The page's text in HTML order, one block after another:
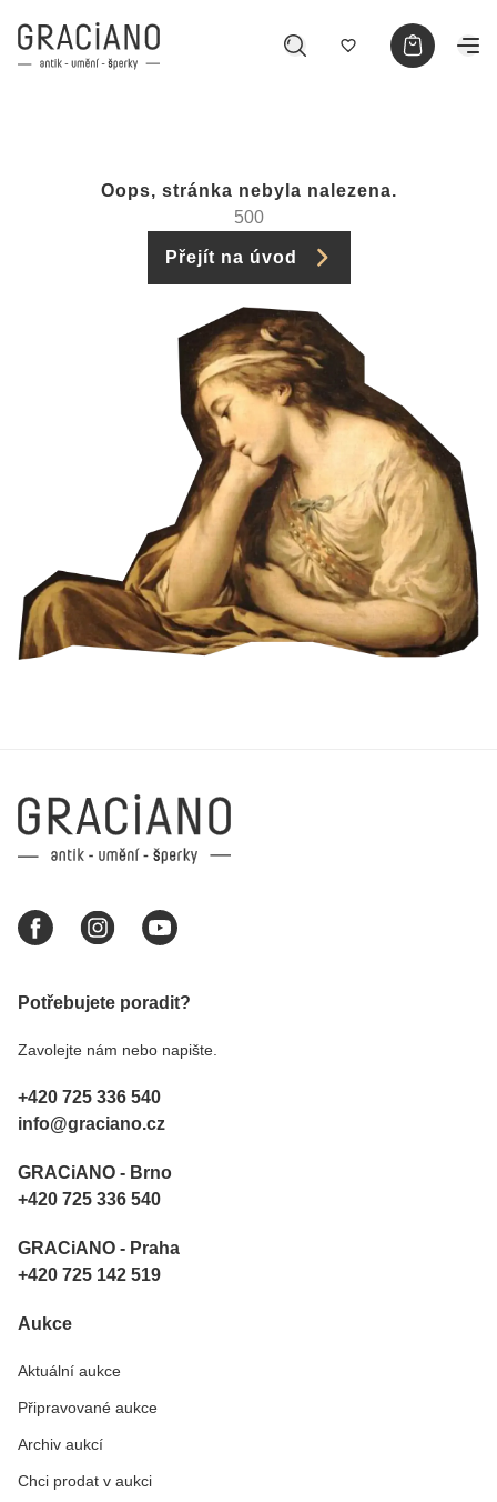
Oops, stránka nebyla nalezena.
500
Přejít na úvod
Potřebujete poradit?
Zavolejte nám nebo napište.
+420 725 336 540
info@graciano.cz
GRACiANO - Brno
+420 725 336 540
GRACiANO - Praha
+420 725 142 519
Aukce
Aktuální aukce
Připravované aukce
Archiv aukcí
Chci prodat v aukci